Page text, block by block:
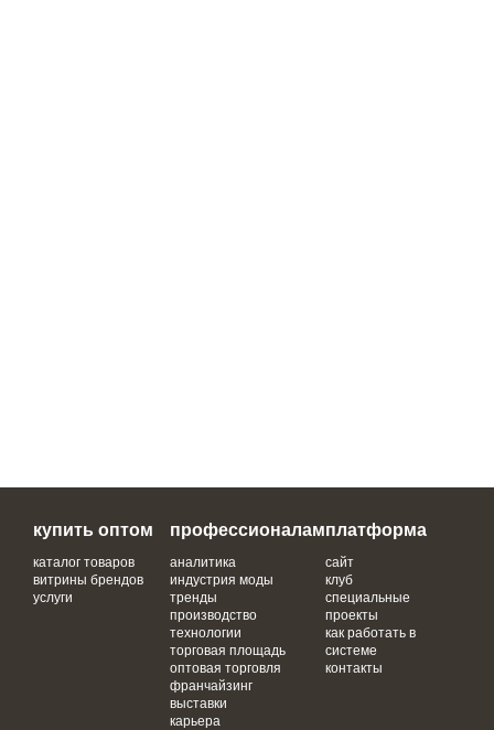
купить оптом
каталог товаров
витрины брендов
услуги
профессионалам
аналитика
индустрия моды
тренды
производство
технологии
торговая площадь
оптовая торговля
франчайзинг
выставки
карьера
платформа
сайт
клуб
специальные
проекты
как работать в
системе
контакты